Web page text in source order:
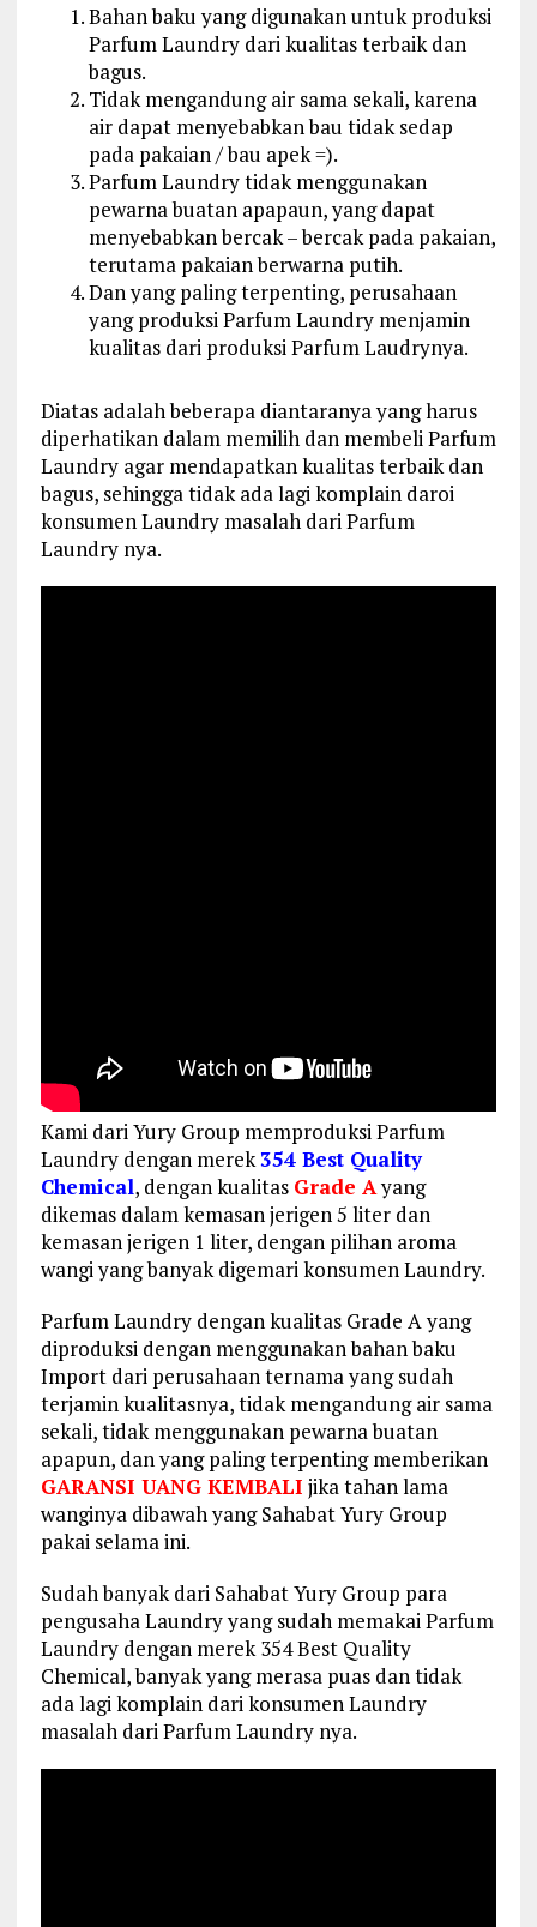
Bahan baku yang digunakan untuk produksi
Parfum Laundry dari kualitas terbaik dan
bagus.
Tidak mengandung air sama sekali, karena
air dapat menyebabkan bau tidak sedap
pada pakaian / bau apek =).
Parfum Laundry tidak menggunakan
pewarna buatan apapaun, yang dapat
menyebabkan bercak – bercak pada pakaian,
terutama pakaian berwarna putih.
Dan yang paling terpenting, perusahaan
yang produksi Parfum Laundry menjamin
kualitas dari produksi Parfum Laudrynya.
Diatas adalah beberapa diantaranya yang harus
diperhatikan dalam memilih dan membeli Parfum
Laundry agar mendapatkan kualitas terbaik dan
bagus, sehingga tidak ada lagi komplain daroi
konsumen Laundry masalah dari Parfum
Laundry nya.
Kami dari Yury Group memproduksi Parfum
Laundry dengan merek354 Best Quality
Chemical, dengan kualitas Grade Ayang
dikemas dalam kemasan jerigen 5 liter dan
kemasan jerigen 1 liter, dengan pilihan aroma
wangi yang banyak digemari konsumen Laundry.
Parfum Laundry dengan kualitas Grade A yang
diproduksi dengan menggunakan bahan baku
Import dari perusahaan ternama yang sudah
terjamin kualitasnya, tidak mengandung air sama
sekali, tidak menggunakan pewarna buatan
apapun, dan yang paling terpenting memberikan
GARANSI UANG KEMBALI jika tahan lama
wanginya dibawah yang Sahabat Yury Group
pakai selama ini.
Sudah banyak dari Sahabat Yury Group para
pengusaha Laundry yang sudah memakai Parfum
Laundry dengan merek 354 Best Quality
Chemical, banyak yang merasa puas dan tidak
ada lagi komplain dari konsumen Laundry
masalah dari Parfum Laundry nya.